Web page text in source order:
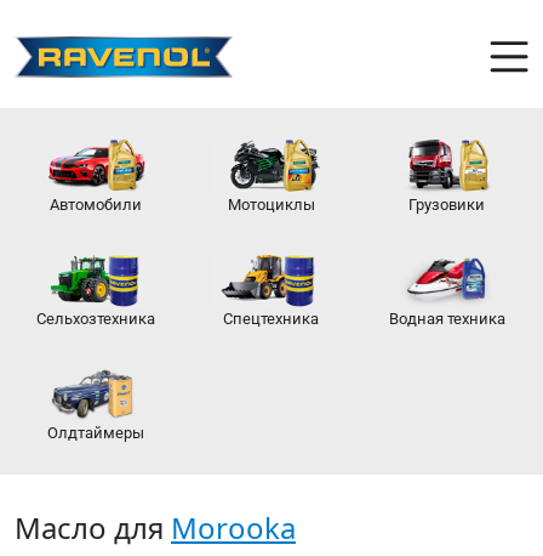
Автомобили Мотоциклы Грузовики
Сельхозтехника Спецтехника Водная техника
Олдтаймеры
Масло для Morooka